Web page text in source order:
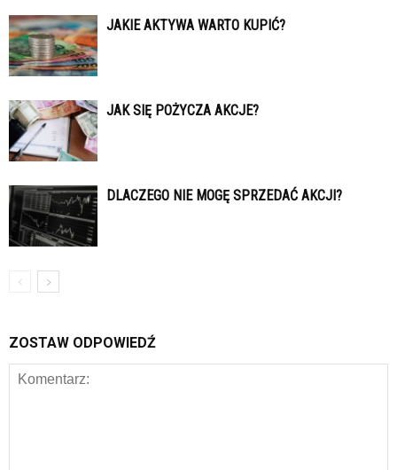
JAKIE AKTYWA WARTO KUPIĆ?
JAK SIĘ POŻYCZA AKCJE?
DLACZEGO NIE MOGĘ SPRZEDAĆ AKCJI?
ZOSTAW ODPOWIEDŹ